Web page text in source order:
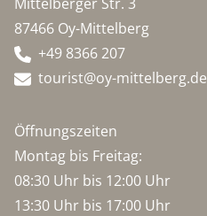
87466 Oy-Mittelberg
+49 8366 207
tourist@oy-mittelberg.de
Öffnungszeiten
Montag bis Freitag:
08:30 Uhr bis 12:00 Uhr
13:30 Uhr bis 17:00 Uhr